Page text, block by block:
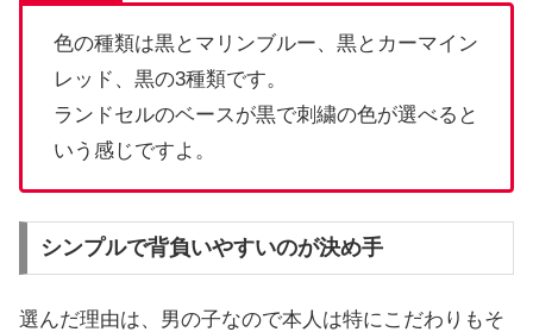
色の種類は黒とマリンブルー、黒とカーマイン
レッド、黒の3種類です。
ランドセルのベースが黒で刺繍の色が選べると
いう感じですよ。
シンプルで背負いやすいのが決め手
選んだ理由は、男の子なので本人は特にこだわりもそ